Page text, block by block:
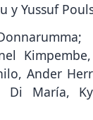
y Yussuf
Ander
Di María,